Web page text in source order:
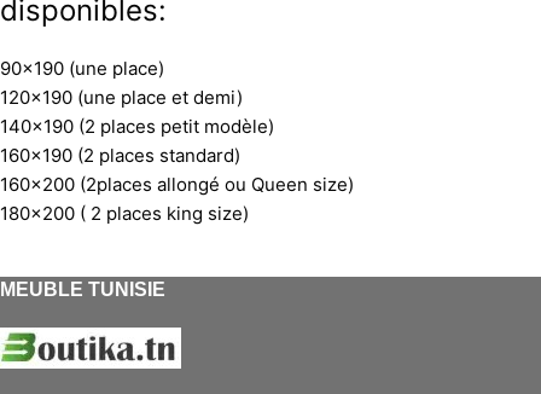
disponibles:
90×190 (une place)
120×190 (une place et demi)
140×190 (2 places petit modèle)
160×190 (2 places standard)
160×200 (2places allongé ou Queen size)
180×200 ( 2 places king size)
MEUBLE TUNISIE